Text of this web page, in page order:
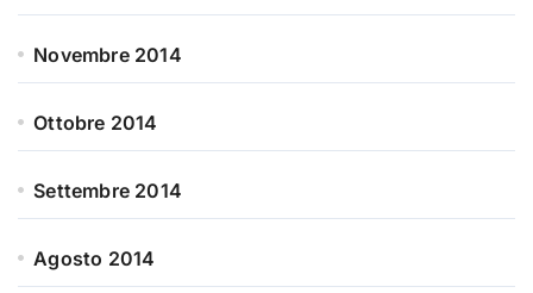
Novembre 2014
Ottobre 2014
Settembre 2014
Agosto 2014